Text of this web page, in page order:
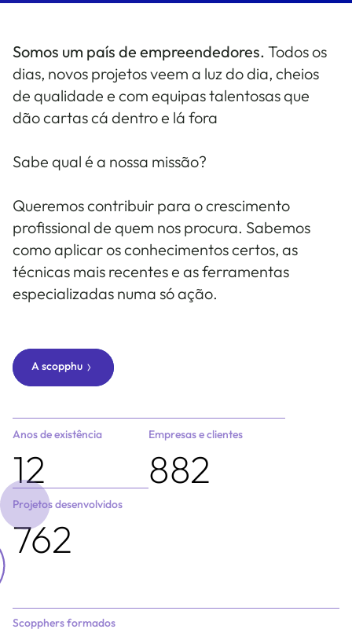
Somos um país de empreendedores. Todos os
dias, novos projetos veem a luz do dia, cheios
de qualidade e com equipas talentosas que
dão cartas cá dentro e lá fora
Sabe qual é a nossa missão?
Queremos contribuir para o crescimento
profissional de quem nos procura. Sabemos
como aplicar os conhecimentos certos, as
técnicas mais recentes e as ferramentas
especializadas numa só ação.
A scopphu
Anos de existência
12
Empresas e clientes
882
Projetos desenvolvidos
762
Scopphers formados